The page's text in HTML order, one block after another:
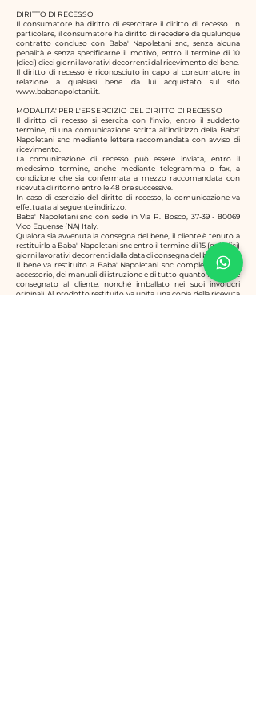
DIRITTO DI RECESSO
Il consumatore ha diritto di esercitare il diritto di recesso. In
particolare, il consumatore ha diritto di recedere da qualunque
contratto concluso con Baba' Napoletani snc , senza alcuna
penalità e senza specificarne il motivo, entro il termine di 10
(dieci) dieci giorni lavorativi decorrenti dal ricevimento del bene.
Il diritto di recesso è riconosciuto in capo al consumatore in
relazione a qualsiasi bene da lui acquistato sul sito
www.babanapoletani.it
MODALITA' PER L'ERSERCIZIO DEL DIRITTO DI RECESSO
Il diritto di recesso si esercita con l'invio, entro il suddetto
termine, di una comunicazione scritta all'indirizzo della Baba'
Napoletani sncmediante lettera raccomandata con avviso di
ricevimento.
La comunicazione di recesso può essere inviata, entro il
medesimo termine, anche mediante telegramma o fax, a
condizione che sia confermata a mezzo raccomandata con
ricevuta di ritorno entro le 48 ore successive.
In caso di esercizio del diritto di recesso, la comunicazione va
effettuata al seguente indirizzo:
Baba' Napoletani snc con sede inVia R. Bosco, 37-39 -80069
Vico Equense (NA) Italy
Qualora sia avvenuta la consegna del bene, il cliente è tenuto a
restituirlo a Baba' Napoletani snc entro il termine di 15 (quindici)
giorni lavorativi decorrenti dalla data di consegna del bene.
Il bene va restituito a Baba' Napoletani snc completo di ogni
accessorio, dei manuali di istruzione e di tutto quanto in origine
consegnato al cliente, nonché imballato nei suoi involucri
originali. Al prodotto restituito va unita una copia della ricevuta